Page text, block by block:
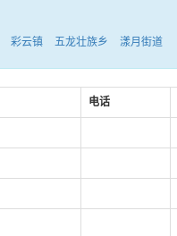
彩云镇 五龙壮族乡 漾月街道
电话